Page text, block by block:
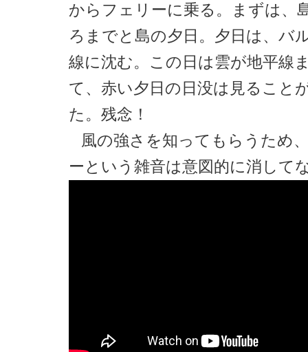
からフェリーに乗る。まずは、
ろまでと島の夕日。夕日は、バ
線に沈む。この日は雲が地平線
て、赤い夕日の日没は見ること
た。残念！
風の強さを知ってもらうため
ーという雑音は意図的に消して